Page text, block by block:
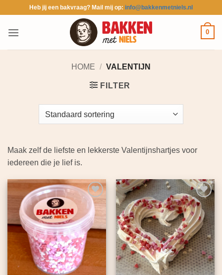
inhoud
Heb jij een bakvraag? Mail mij op: info@bakkenmetniels.nl
0
HOME / VALENTIJN
FILTER
Maak zelf de liefste en lekkerste Valentijnshartjes voor
iedereen die je lief is.
Toevoegen
aan
verlanglijst
Toevoegen
aan
verlanglijst